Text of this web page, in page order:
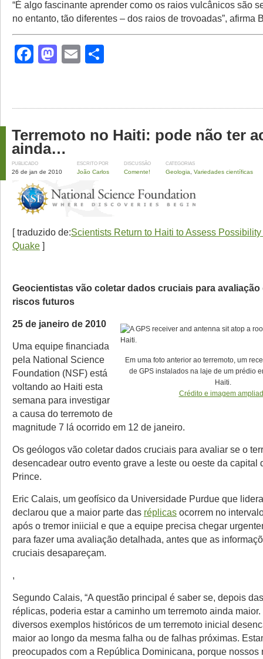
“É algo fascinante aprender como os raios vulcânicos são
no entanto, tão diferentes – dos raios de trovoadas”, afirma
Facebook
Mastodon
Email
Terremoto no Haiti: pode não ter
ainda…
PUBLICADO
26 de jan de 2010
ESCRITO POR
João Carlos
DISCUSSÃO
Comente!
CATEGORIAS
Geologia Variedades científicas
[ traduzido de:Scientists Return to Haiti to Assess
Quake ]
Geocientistas vão coletar dados cruciais para
riscos futuros
Em uma foto anterior ao terremoto, um
de GPS instalados na laje de um prédio
Haiti.
Crédito e imagem
25 de janeiro de 2010
Uma equipe financiada
pela National Science
Foundation (NSF) está
voltando ao Haiti esta
semana para investigar
a causa do terremoto de
magnitude 7 lá ocorrido em 12 de janeiro.
Os geólogos vão coletar dados cruciais para avaliar se o
desencadear outro evento grave a leste ou oeste da capital
Prince.
Eric Calais, um geofísico da Universidade Purdue que
declarou que a maior parte das réplicas ocorrem no
após o tremor iniicial e que a equipe precisa chegar
para fazer uma avaliação detalhada, antes que as
cruciais desapareçam.
,
Segundo Calais, “A questão principal é saber se, depois
réplicas, poderia estar a caminho um terremoto ainda
diversos exemplos históricos de um terremoto inicial
maior ao longo da mesma falha ou de falhas próximas.
preocupados com a República Dominicana, porque nossos